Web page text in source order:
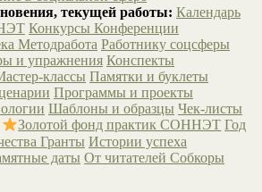
текущей работы: Календарь
Конкурсы Конференции
Методработа Работнику соцсферы
и упражнения Конспекты
классы Памятки и буклеты
Программы и проекты
Шаблоны и образцы Чек-листы
Золотой фонд практик СОННЭТ Год
Гранты Истории успеха
даты От читателей Собкоры